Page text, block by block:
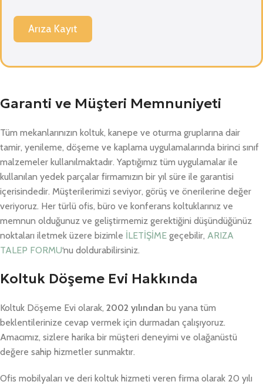
Arıza Kayıt
Garanti ve Müşteri Memnuniyeti
Tüm mekanlarınızın koltuk, kanepe ve oturma gruplarına dair
tamir, yenileme, döşeme ve kaplama uygulamalarında birinci sınıf
malzemeler kullanılmaktadır. Yaptığımız tüm uygulamalar ile
kullanılan yedek parçalar firmamızın bir yıl süre ile garantisi
içerisindedir. Müşterilerimizi seviyor, görüş ve önerilerine değer
veriyoruz. Her türlü ofis, büro ve konferans koltuklarınız ve
memnun olduğunuz ve geliştirmemiz gerektiğini düşündüğünüz
noktaları iletmek üzere bizimle İLETİŞİME geçebilir, ARIZA
TALEP FORMU‘nu doldurabilirsiniz.
Koltuk Döşeme Evi Hakkında
Koltuk Döşeme Evi olarak, 2002 yılından bu yana tüm
beklentilerinize cevap vermek için durmadan çalışıyoruz.
Amacımız, sizlere harika bir müşteri deneyimi ve olağanüstü
değere sahip hizmetler sunmaktır.
Ofis mobilyaları ve deri koltuk hizmeti veren firma olarak 20 yılı